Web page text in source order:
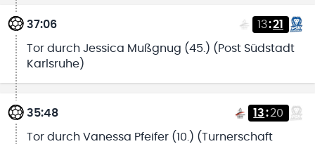
37:06 13:21
Tor durch Jessica Mußgnug (45.) (Post Südstadt
Karlsruhe)
35:48 13:20
Tor durch Vanessa Pfeifer (10.) (Turnerschaft